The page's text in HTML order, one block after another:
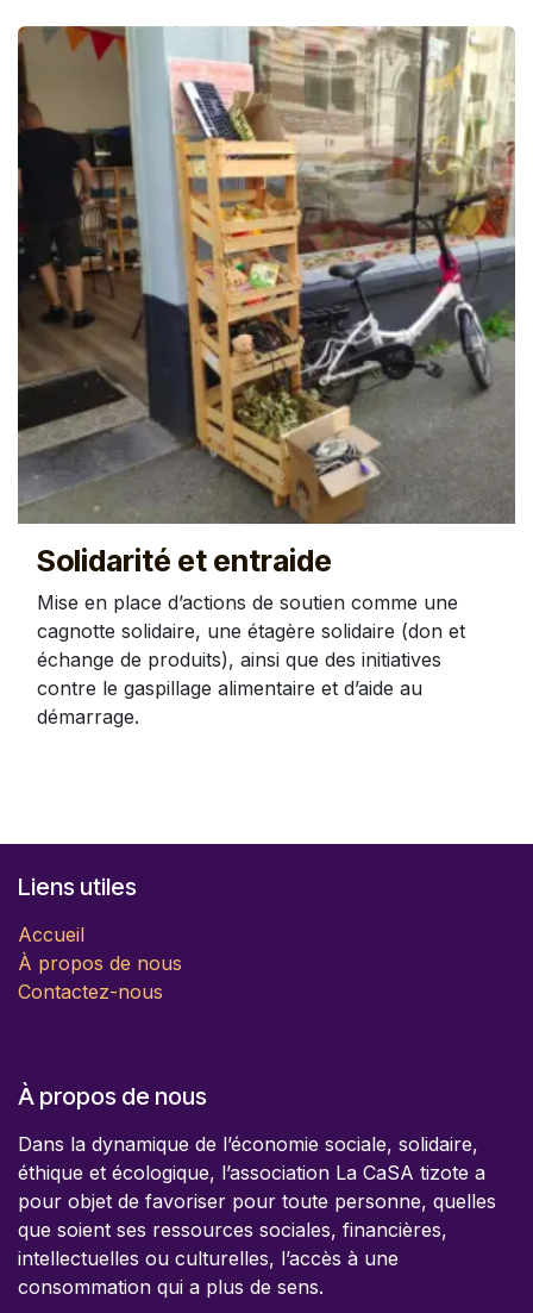
Solidarité et entraide
Mise en place d’actions de soutien comme une
cagnotte solidaire, une étagère solidaire (don et
échange de produits), ainsi que des initiatives
contre le gaspillage alimentaire et d’aide au
démarrage.
Liens utiles
Accueil
À propos de nous
Contactez-nous
À propos de nous
Dans la dynamique de l’économie sociale, solidaire,
éthique et écologique, l’association La CaSA tizote a
pour objet de favoriser pour toute personne, quelles
que soient ses ressources sociales, financières,
intellectuelles ou culturelles, l’accès à une
consommation qui a plus de sens.